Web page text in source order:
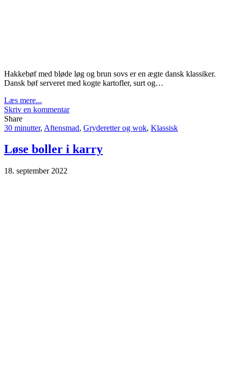
Hakkebøf med bløde løg og brun sovs er en ægte dansk klassiker.
Dansk bøf serveret med kogte kartofler, surt og…
Læs mere...
Skriv en kommentar
Share
30 minutter, Aftensmad, Gryderetter og wok, Klassisk
Løse boller i karry
18. september 2022